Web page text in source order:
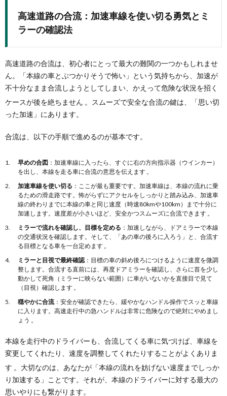
高速道路の合流：加速車線を使い切る勇気とミ
ラーの確認法
高速道路の合流は、初心者にとって最大の難関の一つかもしれませ
ん。「本線の車とぶつかりそうで怖い」という気持ちから、加速が
不十分なまま合流しようとしてしまい、かえって危険な状況を招く
ケースが後を絶ちません 。スムーズで安全な合流の鍵は、「思い切
った加速」にあります。
合流は、以下の手順で進めるのが基本です。
早めの合図 ：加速車線に入ったら、すぐに右の方向指示器（ウインカー）
を出し、本線を走る車に合流の意思を伝えます 。
加速車線を使い切る ：ここが最も重要です。加速車線は、本線の流れに乗
るための滑走路です。怖がらずにアクセルをしっかりと踏み込み、加速車
線の終わりまでに本線の車と同じ速度（時速80kmや100km）まで十分に
加速します。速度差が小さいほど、安全かつスムーズに合流できます 。
ミラーで流れを確認し、目標を定める ：加速しながら、ドアミラーで本線
の交通状況を確認します。そして、「あの車の後ろに入ろう」と、合流す
る目標となる車を一台定めます 。
ミラーと目視で最終確認：目標の車の斜め後ろにつけるように速度を微調
整します。合流する直前には、再度ドアミラーを確認し、さらに首を少し
動かして死角（ミラーに映らない範囲）に車がいないかを直接目で見て
（目視）確認します 。
穏やかに合流：安全が確認できたら、緩やかなハンドル操作でスッと車線
に入ります。高速走行中の急ハンドルは非常に危険なので絶対にやめまし
ょう 。
本線を走行中のドライバーも、合流してくる車に気づけば、車線を
変更してくれたり、速度を調整してくれたりすることがよくありま
す 。大切なのは、あなたが「本線の流れを妨げない速度までしっか
り加速する」ことです。それが、本線のドライバーに対する最大の
思いやりにも繋がります。